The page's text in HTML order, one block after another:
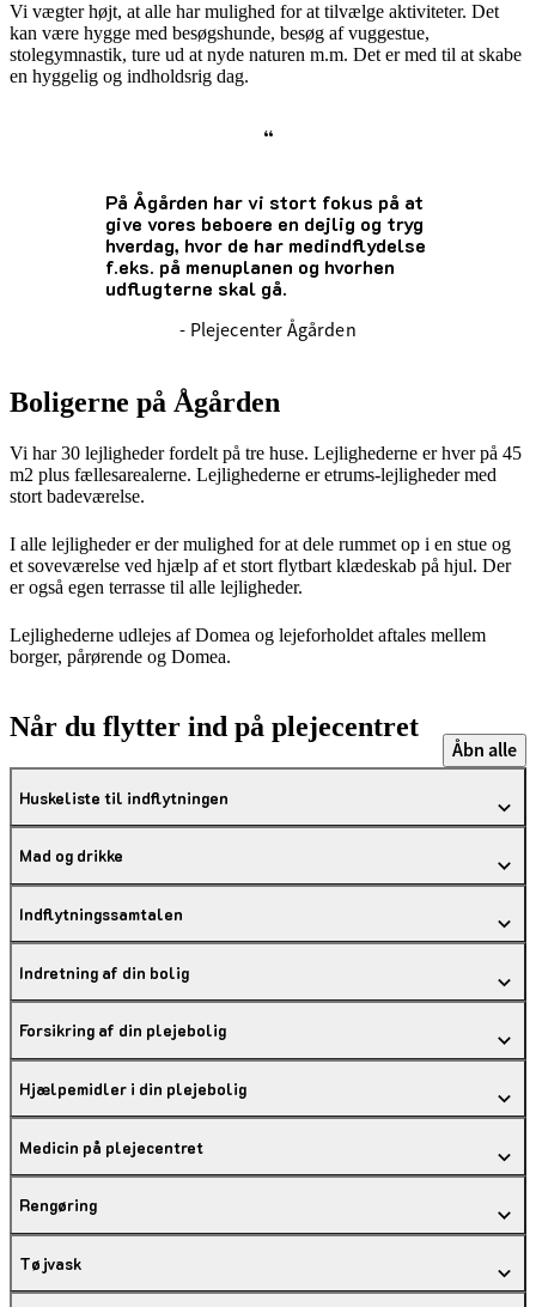
Vi vægter højt, at alle har mulighed for at tilvælge aktiviteter. Det
kan være hygge med besøgshunde, besøg af vuggestue,
stolegymnastik, ture ud at nyde naturen m.m. Det er med til at skabe
en hyggelig og indholdsrig dag.
“
På Ågården har vi stort fokus på at
give vores beboere en dejlig og tryg
hverdag, hvor de har medindflydelse
f.eks. på menuplanen og hvorhen
udflugterne skal gå.
- Plejecenter Ågården
Boligerne på Ågården
Vi har 30 lejligheder fordelt på tre huse. Lejlighederne er hver på 45
m2 plus fællesarealerne. Lejlighederne er etrums-lejligheder med
stort badeværelse.
I alle lejligheder er der mulighed for at dele rummet op i en stue og
et soveværelse ved hjælp af et stort flytbart klædeskab på hjul. Der
er også egen terrasse til alle lejligheder.
Lejlighederne udlejes af Domea og lejeforholdet aftales mellem
borger, pårørende og Domea.
Når du flytter ind på plejecentret
Åbn alle
Huskeliste til indflytningen
Mad og drikke
Indflytningssamtalen
Indretning af din bolig
Forsikring af din plejebolig
Hjælpemidler i din plejebolig
Medicin på plejecentret
Rengøring
Tøjvask